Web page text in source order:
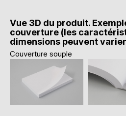
Vue 3D du produit.
couverture (les
dimensions peuvent
Couverture souple